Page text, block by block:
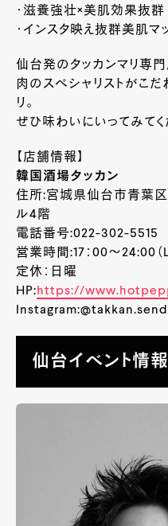
・滋養強壮×美肌効果抜群
・インスタ映え抜群美肌マ
仙台発のタッカンマリ専門
肉のスペシャリストがこ
リ。
ぜひ味わいにいってみて
【店舗情報】
韓国酒場タッカン
住所:宮城県仙台市青葉
ル4階
電話番号:022-302-5515
営業時間:17：00〜24:00（
定休：日曜
HP:https://
仙台イベント情報